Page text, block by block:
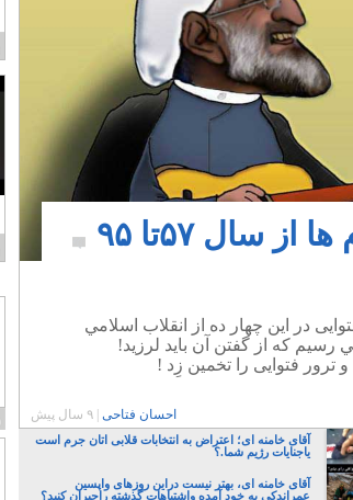
سال ۵٧تا ٩۵
در اين چهار ده از انقلاب اسلامي
رسيم كه از گفتن آن بايد لرزيد!
احسان فتاحی ۹ سال پیش
آقای خامنه ای؛ اعتراض به انتخابات قلابی اتان جرم است
یاجنایات رژیم شما.؟
آقای خامنه ای، بهتر نیست دراین روزهای واپسین
عمراندکی به خود آمده واشتباهات گذشته راجبران کنید؟